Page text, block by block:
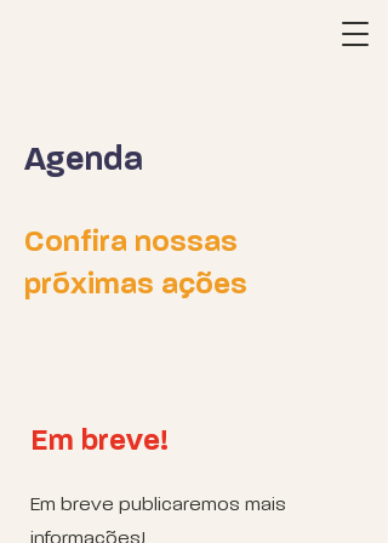
Agenda
Confira nossas
próximas ações
Em breve!
Em breve publicaremos mais